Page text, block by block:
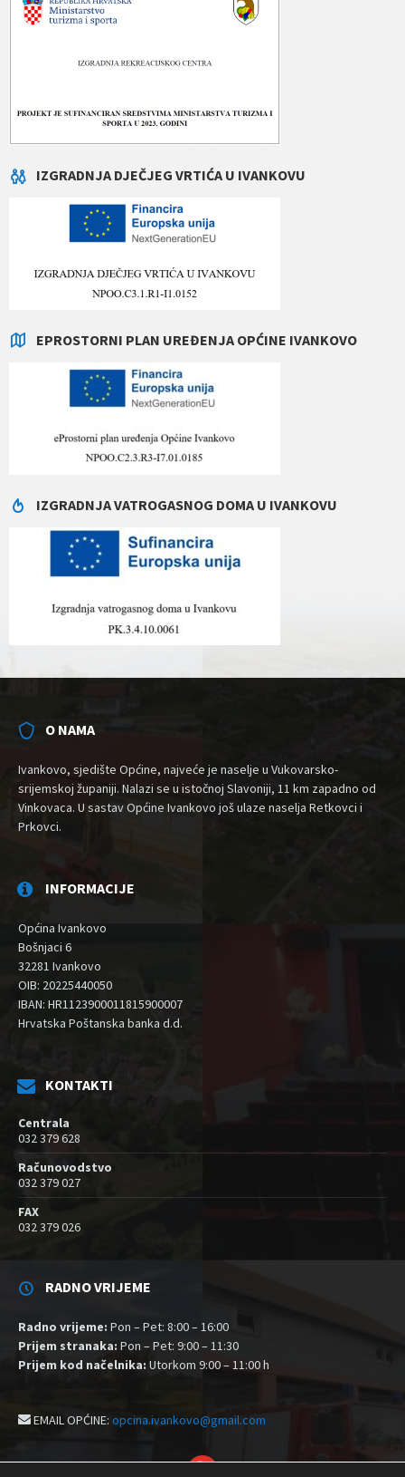
IZGRADNJA DJEČJEG VRTIĆA U IVANKOVU
EPROSTORNI PLAN UREĐENJA OPĆINE IVANKOVO
IZGRADNJA VATROGASNOG DOMA U IVANKOVU
O NAMA
Ivankovo, sjedište Općine, najveće je naselje u Vukovarsko-
srijemskoj županiji. Nalazi se u istočnoj Slavoniji, 11 km zapadno od
Vinkovaca. U sastav Općine Ivankovo još ulaze naselja Retkovci i
Prkovci.
INFORMACIJE
Općina Ivankovo
Bošnjaci 6
32281 Ivankovo
OIB: 20225440050
IBAN: HR1123900011815900007
Hrvatska Poštanska banka d.d.
KONTAKTI
Centrala
032 379 628
Računovodstvo
032 379 027
FAX
032 379 026
RADNO VRIJEME
Radno vrijeme: Pon – Pet: 8:00 – 16:00
Prijem stranaka: Pon – Pet: 9:00 – 11:30
Prijem kod načelnika: Utorkom 9:00 – 11:00 h
EMAIL OPĆINE: opcina.ivankovo@gmail.com
YouTube